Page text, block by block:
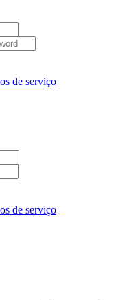
de serviço
de serviço